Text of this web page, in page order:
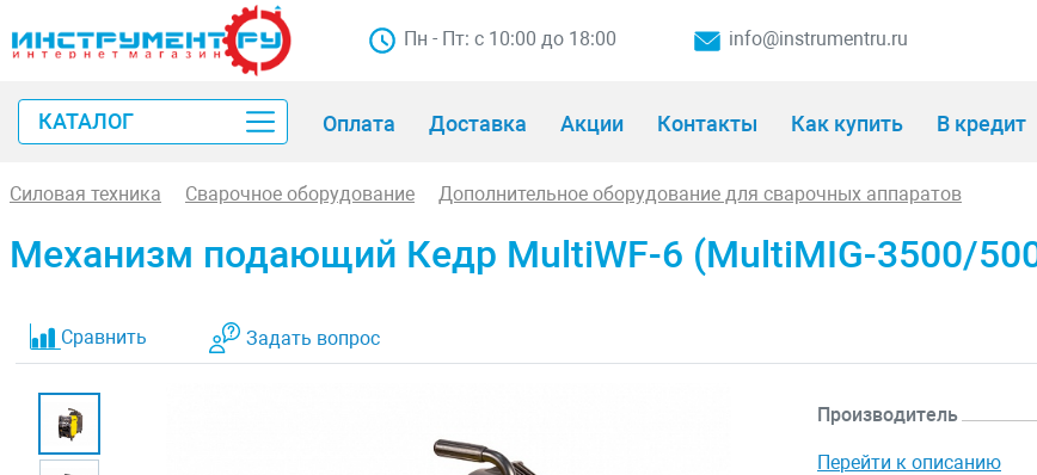
Пн - Пт: с 10:00 до 18:00 info@instrumentru.ru
КАТАЛОГ Оплата Доставка Акции Контакты Как купить В кредит
Силовая техника Сварочное оборудование Дополнительное оборудование для сварочных аппаратов
Механизм подающий Кедр MultiWF-6 (MultiMIG-3500/
Сравнить Задать вопрос
Производитель
Перейти к описанию